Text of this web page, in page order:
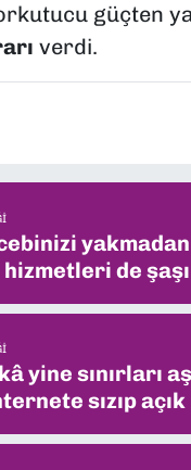
güçten
verdi.
hizmetleri de
yine sınırları
sızıp